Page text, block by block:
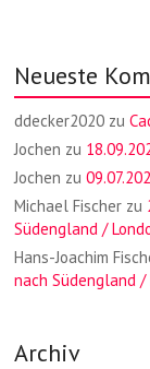
Neueste
ddecker2020 zu
Jochen zu
Jochen zu
Michael Fischer zu
Südengland /
Hans-Joachim
nach Südengland /
Archiv